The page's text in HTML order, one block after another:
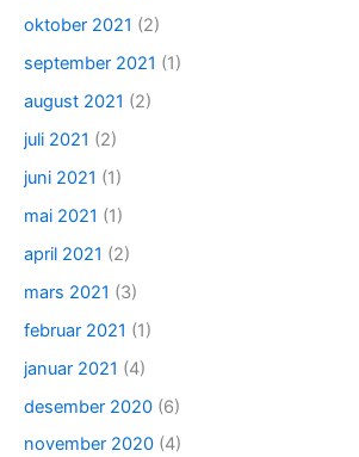
oktober 2021 (2)
september 2021 (1)
august 2021 (2)
juli 2021 (2)
juni 2021 (1)
mai 2021 (1)
april 2021 (2)
mars 2021 (3)
februar 2021 (1)
januar 2021 (4)
desember 2020 (6)
november 2020 (4)